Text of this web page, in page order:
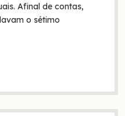
Afinal de contas,
o sétimo